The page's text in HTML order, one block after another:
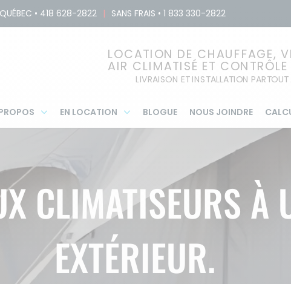
QUÉBEC • 418 628-2822 | SANS FRAIS • 1 833 330-2822
LOCATION DE CHAUFFAGE,
AIR CLIMATISÉ ET CONTRÔLE
LIVRAISON ET INSTALLATION PARTOUT
EN LOCATION BLOGUE NOUS JOINDRE
CLIMATISEURS À
EXTÉRIEUR.